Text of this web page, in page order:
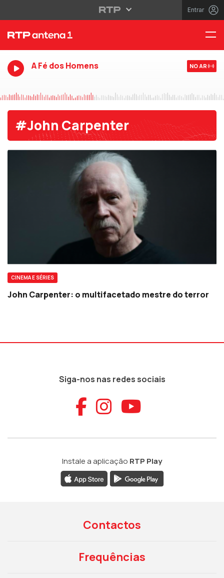
Entrar
A Fé dos Homens NO AR
#John Carpenter
CINEMA E SÉRIES
John Carpenter: o multifacetado mestre do terror
Siga-nos nas redes sociais
Aceder ao
Aceder ao
Aceder
Instale a aplicação RTP Play
Contactos
Frequências